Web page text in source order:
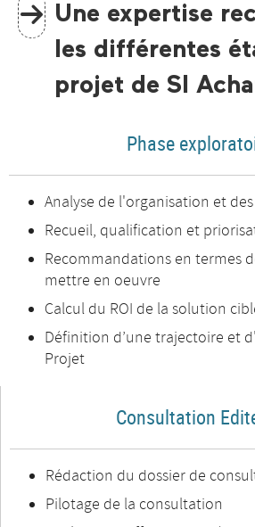
Une expertise
les différentes
projet de SI
Phase
Analyse de l'organisation et
Recueil, qualification et
Recommandations en termes
mettre en oeuvre
Calcul du ROI de la solution
Définition d’une trajectoire et
Projet
Consultation
Rédaction du dossier de
Pilotage de la consultation